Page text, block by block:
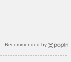
Recommended by